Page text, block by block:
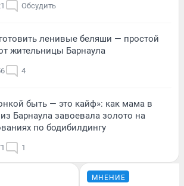
Обсудить
ленивые беляши — простой
жительницы Барнаула
4
быть — это кайф»: как мама в
Барнаула завоевала золото на
по бодибилдингу
1
МНЕНИЕ